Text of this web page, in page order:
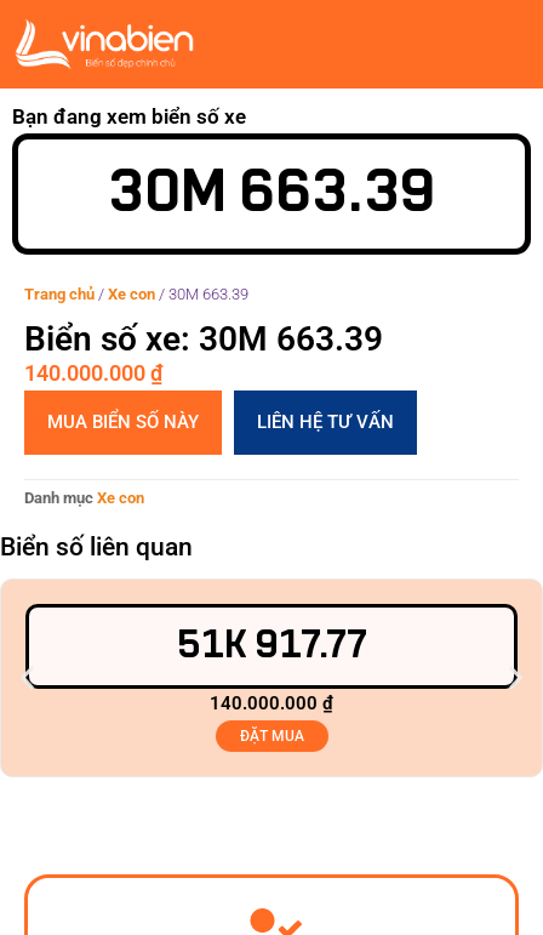
Bạn đang xem biển số xe
30M 663.39
Trang chủ / Xe con / 30M 663.39
Biển số xe: 30M 663.39
140.000.000₫
MUA BIỂN SỐ NÀY LIÊN HỆ TƯ VẤN
Danh mục Xe con
Biển số liên quan
51K 917.77
140.000.000 ₫
ĐẶT MUA